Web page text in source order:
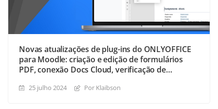
Novas atualizações de plug-ins do ONLYOFFICE
para Moodle: criação e edição de formulários
PDF, conexão Docs Cloud, verificação de
25 julho 2024 Por Klaibson